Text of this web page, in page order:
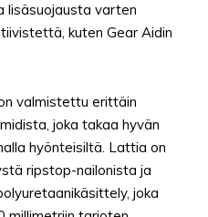
lisäsuojausta varten
kuten Gear Aidin
valmistettu erittäin
joka takaa hyvän
hyönteisiltä. Lattia on
ripstop-nailonista ja
joka